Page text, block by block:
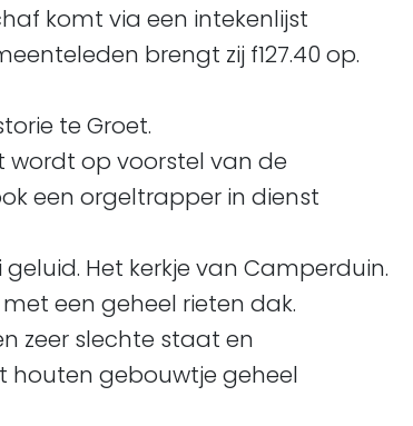
komt via een intekenlijst
brengt zij f127.40 op.
te Groet.
wordt op voorstel van de
een orgeltrapper in dienst
Het kerkje van Camperduin.
een geheel rieten dak.
zeer slechte staat en
houten gebouwtje geheel